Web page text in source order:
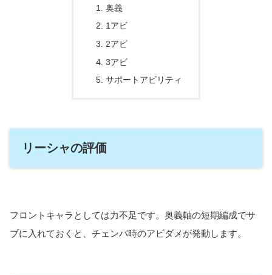
奥義
1アビ
2アビ
3アビ
サポートアビリティ
リーシャの評価
フロントキャラとしては力不足です。奥義軸の短期編成でサ
ブに入れておくと、チェンバ時のアビダメが発動します。